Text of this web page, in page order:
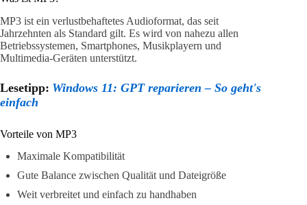
MP3 ist ein verlustbehaftetes Audioformat, das seit
Jahrzehnten als Standard gilt. Es wird von nahezu allen
Betriebssystemen, Smartphones, Musikplayern und
Multimedia-Geräten unterstützt.
Lesetipp: Windows 11: GPT reparieren – So geht's
einfach
Vorteile von MP3
Maximale Kompatibilität
Gute Balance zwischen Qualität und Dateigröße
Weit verbreitet und einfach zu handhaben